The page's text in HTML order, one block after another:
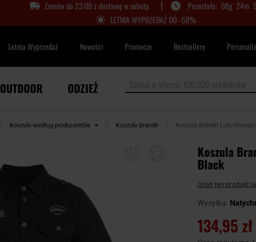
Zamów do 23:00 z dostawą w sobotę | 08g 24m
LETNIA WYPRZEDAŻ DO -50%
Letnia Wyprzedaż Nowości Promocje Bestsellery
OUTDOOR ODZIEŻ
Koszule według producentów Koszule Brandit Koszula Brandit Luis Vintage
Koszula
Black
Oceń ten produkt
Wysyłka:
134,95 zł